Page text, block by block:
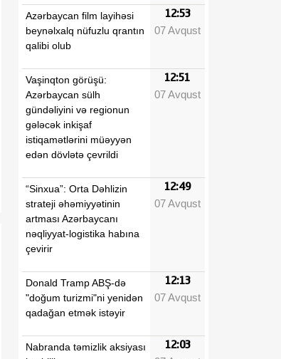
Azərbaycan film layihəsi
beynəlxalq nüfuzlu qrantın
qalibi olub
12:53
07 Avqust
Vaşinqton görüşü:
Azərbaycan sülh
gündəliyini və regionun
gələcək inkişaf
istiqamətlərini müəyyən
edən dövlətə çevrildi
12:51
07 Avqust
“Sinxua”: Orta Dəhlizin
strateji əhəmiyyətinin
artması Azərbaycanı
nəqliyyat-logistika habına
çevirir
12:49
07 Avqust
Donald Tramp ABŞ-də
"doğum turizmi"ni yenidən
qadağan etmək istəyir
12:13
07 Avqust
Nabranda təmizlik aksiyası
12:03